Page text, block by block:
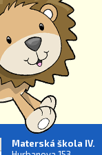
Materská škola IV.